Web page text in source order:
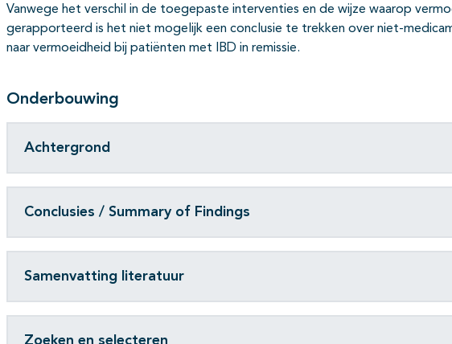
Vanwege het verschil in de toegepaste interventies en de wijze waarop
gerapporteerd is het niet mogelijk een conclusie te trekken over niet-
naar vermoeidheid bij patiënten met IBD in remissie.
Onderbouwing
Achtergrond
Conclusies / Summary of Findings
Samenvatting literatuur
Zoeken en selecteren